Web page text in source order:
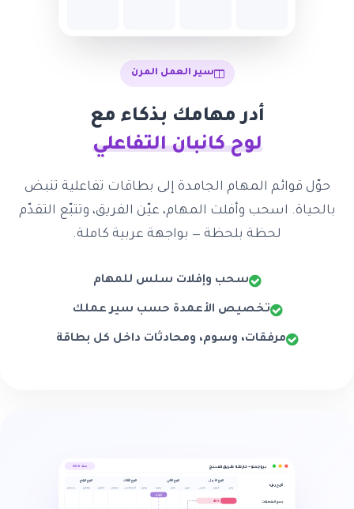
سير العمل المرن
أدر مهامك بذكاء مع
لوح كانبان التفاعلي
حوّل قوائم المهام الجامدة إلى بطاقات تفاعلية تنبض
بالحياة. اسحب وأفلت المهام، عيّن الفريق، وتتبّع التقدّم
لحظة بلحظة — بواجهة عربية كاملة.
سحب وإفلات سلس للمهام
تخصيص الأعمدة حسب سير عملك
مرفقات، وسوم، ومحادثات داخل كل بطاقة
بروجكتو — خارطة طريق المنتج خطة 2026
المرحلة
الربع الأول الربع الثاني الربع الثالث الربع الرابع
يناير فبراير مارس أبريل مايو يونيو يوليو أغسطس سبتمبر أكتوبر نوفمبر ديسمبر
جمع المتطلبات 40%
اليوم